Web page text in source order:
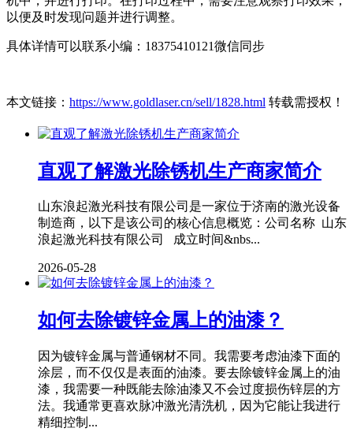
以便及时发现问题并进行调整。
具体详情可以联系小编：18375410121微信同步
本文链接： https://www.goldlaser.cn/sell/1828.html 转载需授权！
直观了解激光除锈机生产商家简介
山东浪起激光科技有限公司是一家位于济南的激光设备
制造商，以下是该公司的核心信息概览：公司名称 山东
浪起激光科技有限公司 成立时间&nbs...
2026-05-28
如何去除镀锌金属上的油漆？
因为镀锌金属与普通钢材不同。我需要考虑油漆下面的
涂层，而不仅仅是表面的油漆。要去除镀锌金属上的油
漆，我需要一种既能去除油漆又不会过度损伤锌层的方
法。我通常更喜欢脉冲激光清洗机，因为它能让我进行
精细控制...